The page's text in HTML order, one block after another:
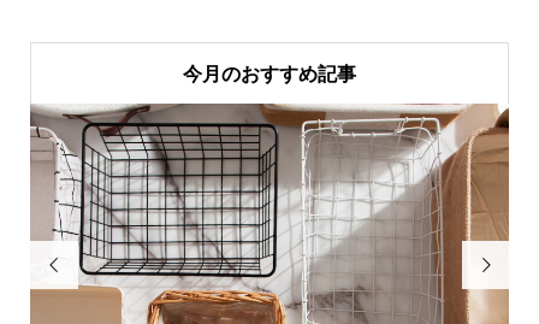
今月のおすすめ記事
 